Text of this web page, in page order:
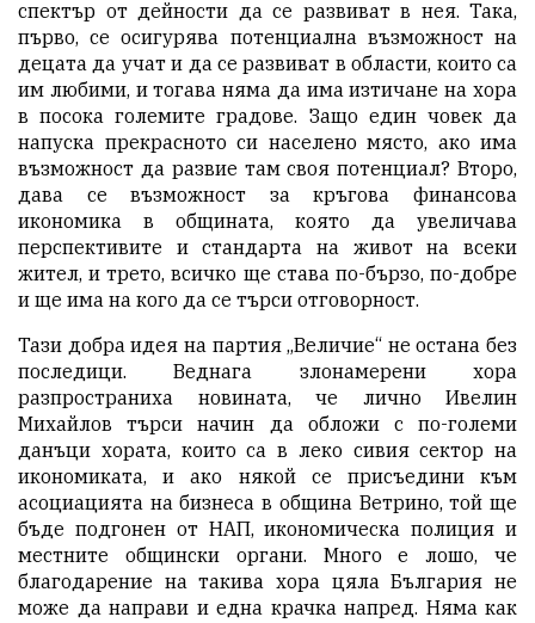
спектър от дейности да се развиват в нея. Така,
първо, се осигурява потенциална възможност на
децата да учат и да се развиват в области, които са
им любими, и тогава няма да има изтичане на хора
в посока големите градове. Защо един човек да
напуска прекрасното си населено място, ако има
възможност да развие там своя потенциал? Второ,
дава се възможност за кръгова финансова
икономика в общината, която да увеличава
перспективите и стандарта на живот на всеки
жител, и трето, всичко ще става по-бързо, по-добре
и ще има на кого да се търси отговорност.
Тази добра идея на партия „Величие“ не остана без
последици. Веднага злонамерени хора
разпространиха новината, че лично Ивелин
Михайлов търси начин да обложи с по-големи
данъци хората, които са в леко сивия сектор на
икономиката, и ако някой се присъедини към
асоциацията на бизнеса в община Ветрино, той ще
бъде подгонен от НАП, икономическа полиция и
местните общински органи. Много е лошо, че
благодарение на такива хора цяла България не
може да направи и една крачка напред. Няма как